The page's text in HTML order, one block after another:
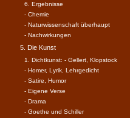
6. Ergebnisse
- Chemie
- Naturwissenschaft überhaupt
- Nachwirkungen
5. Die Kunst
1. Dichtkunst: - Gellert, Klopstock
- Homer, Lyrik, Lehrgedicht
- Satire, Humor
- Eigene Verse
- Drama
- Goethe und Schiller